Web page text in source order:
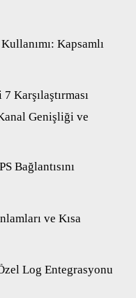
Kapsamlı
Karşılaştırması
Genişliği ve
Bağlantısını
ve Kısa
Log Entegrasyonu